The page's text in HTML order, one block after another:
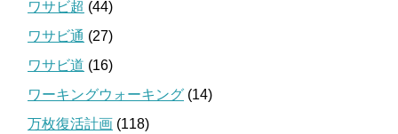
ワサビ超 (44)
ワサビ通 (27)
ワサビ道 (16)
ワーキングウォーキング (14)
万枚復活計画 (118)